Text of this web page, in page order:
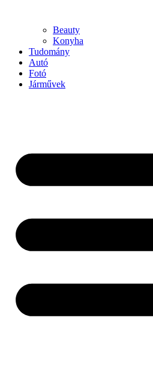
Beauty
Konyha
Tudomány
Autó
Fotó
Járművek